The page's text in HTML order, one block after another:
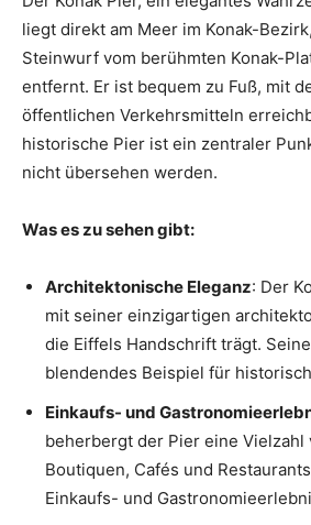
liegt direkt am Meer im Konak-
Steinwurf vom berühmten Konak-
entfernt. Er ist bequem zu Fuß, mit
öffentlichen Verkehrsmitteln
historische Pier ist ein zentraler
nicht übersehen werden.
Was es zu sehen gibt:
Architektonische Eleganz: Der
mit seiner einzigartigen
die Eiffels Handschrift trägt.
blendendes Beispiel für
Einkaufs- und
beherbergt der Pier eine Vielzahl
Boutiquen, Cafés und
Einkaufs- und